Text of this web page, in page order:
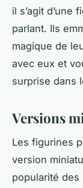
il s’agit d’une
parlant. Ils
magique de
avec eux et
surprise dans
Versions
Les figurines
version
popularité